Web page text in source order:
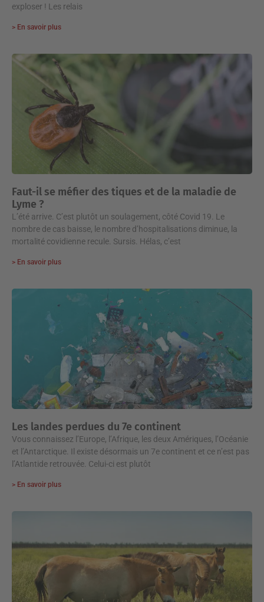
exploser ! Les relais
> En savoir plus
Faut-il se méfier des tiques et de la maladie de
Lyme ?
L’été arrive. C’est plutôt un soulagement, côté Covid 19. Le
nombre de cas baisse, le nombre d’hospitalisations diminue, la
mortalité covidienne recule. Sursis. Hélas, c’est
> En savoir plus
Les landes perdues du 7e continent
Vous connaissez l’Europe, l’Afrique, les deux Amériques, l’Océanie
et l’Antarctique. Il existe désormais un 7e continent et ce n’est pas
l’Atlantide retrouvée. Celui-ci est plutôt
> En savoir plus